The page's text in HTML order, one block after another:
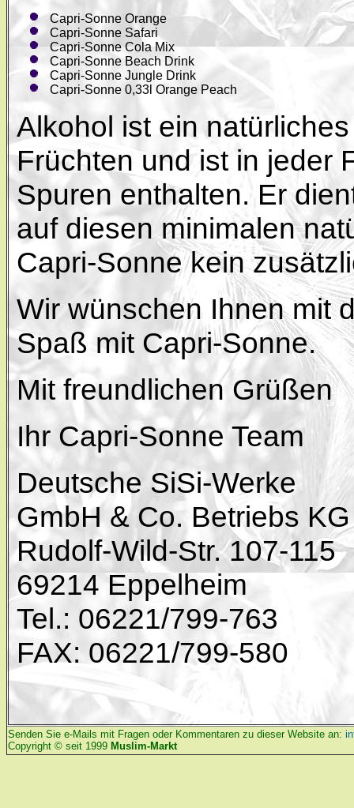
Capri-Sonne Orange
Capri-Sonne Safari
Capri-Sonne Cola Mix
Capri-Sonne Beach Drink
Capri-Sonne Jungle Drink
Capri-Sonne 0,33l Orange Peach
Alkohol ist ein
Früchten und ist in jeder
Spuren enthalten. Er
auf diesen minimalen
Capri-Sonne kein
Wir wünschen Ihnen mit
Spaß mit Capri-Sonne.
Mit freundlichen Grüßen
Ihr Capri-Sonne Team
Deutsche SiSi-Werke
GmbH & Co. Betriebs KG
Rudolf-Wild-Str. 107-115
69214 Eppelheim
Tel.: 06221/799-763
FAX: 06221/799-580
Senden Sie e-Mails mit Fragen oder Kommentaren zu dieser Website an:
Copyright © seit 1999 Muslim-Markt